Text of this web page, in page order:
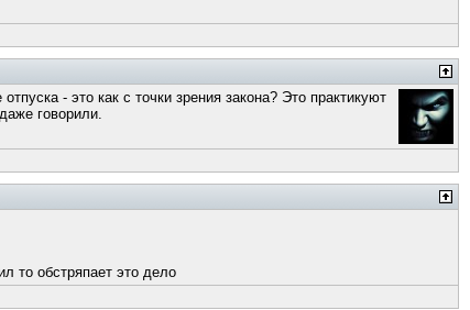
- это как с точки зрения закона? Это практикуют
говорили.
то обстряпает это дело